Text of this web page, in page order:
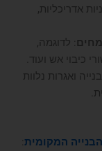
אדריכליות,
: לדוגמה,
כיבוי אש ועוד.
ואגרות נלוות
המקומית: